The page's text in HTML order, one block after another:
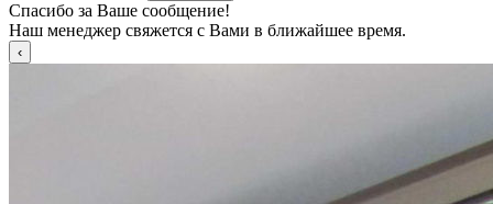
Спасибо за Ваше сообщение!
Наш менеджер свяжется с Вами в ближайшее время.